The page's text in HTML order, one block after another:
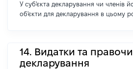
У суб'єкта декларування чи членів
об'єкти для декларування в цьому
14. Видатки та
декларування